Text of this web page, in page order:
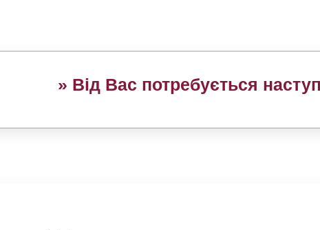
» Від Вас потребується